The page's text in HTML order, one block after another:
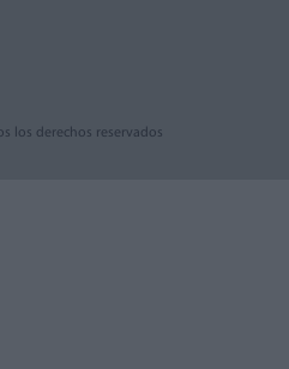
los derechos reservados